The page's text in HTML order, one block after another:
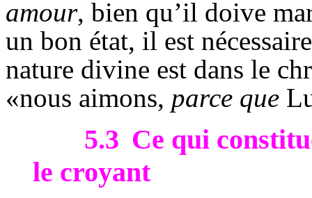
amour, bien qu’il doive
un bon état, il est
nature divine est dans le
«nous aimons, parce que
5.3 Ce qui
le croyant